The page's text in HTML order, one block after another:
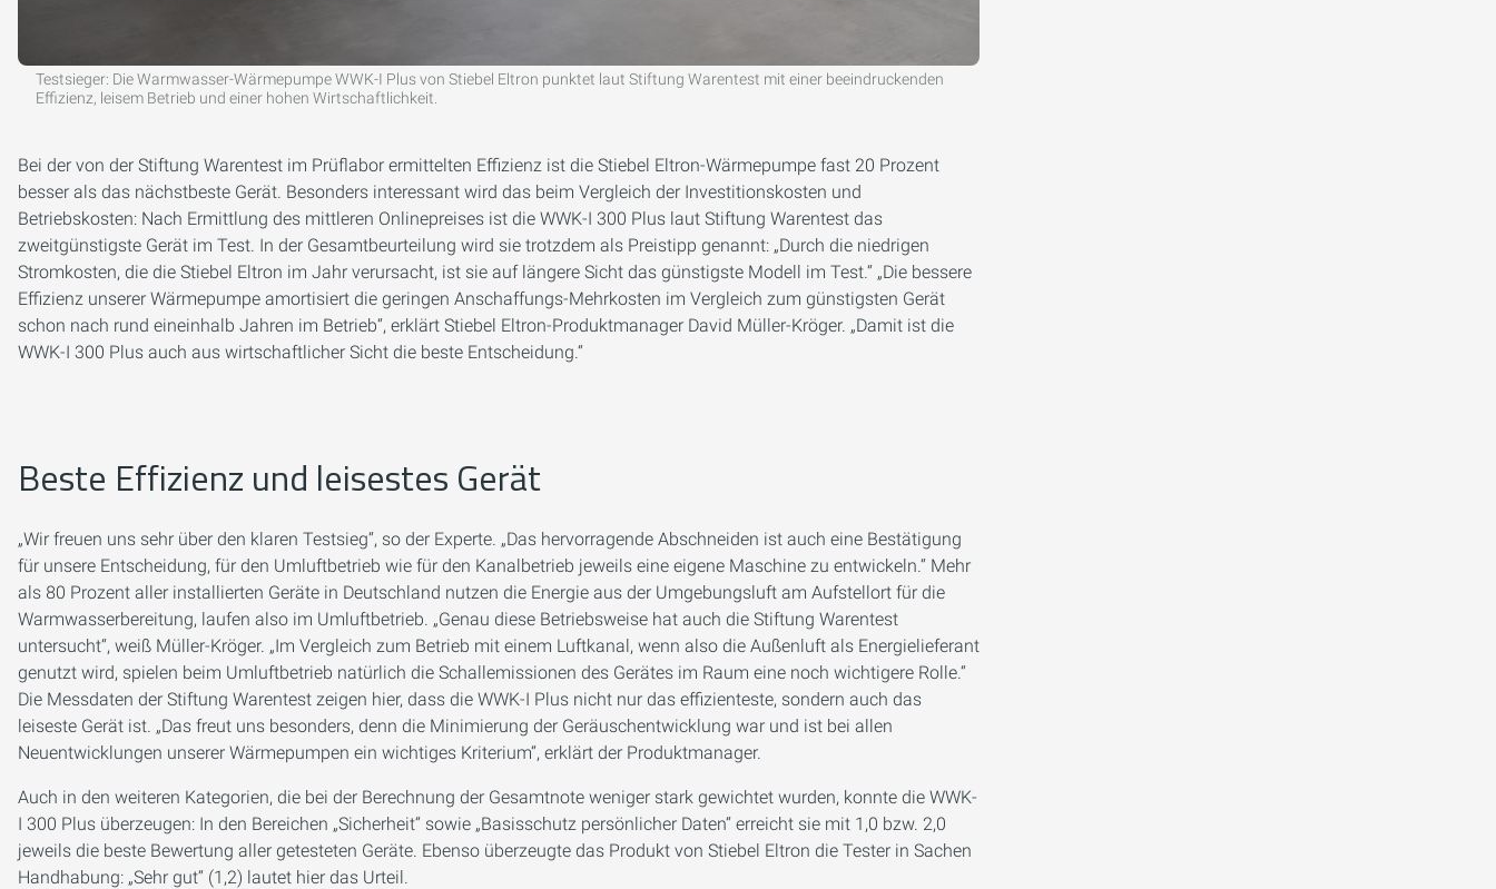
Testsieger: Die Warmwasser-Wärmepumpe WWK-I Plus von Stiebel Eltron punktet laut Stiftung Warentest mit einer beeindruckenden
Effizienz, leisem Betrieb und einer hohen Wirtschaftlichkeit.
Bei der von der Stiftung Warentest im Prüflabor ermittelten Effizienz ist die Stiebel Eltron-Wärmepumpe fast 20 Prozent
besser als das nächstbeste Gerät. Besonders interessant wird das beim Vergleich der Investitionskosten und
Betriebskosten: Nach Ermittlung des mittleren Onlinepreises ist die WWK-I 300 Plus laut Stiftung Warentest das
zweitgünstigste Gerät im Test. In der Gesamtbeurteilung wird sie trotzdem als Preistipp genannt: „Durch die niedrigen
Stromkosten, die die Stiebel Eltron im Jahr verursacht, ist sie auf längere Sicht das günstigste Modell im Test.“ „Die bessere
Effizienz unserer Wärmepumpe amortisiert die geringen Anschaffungs-Mehrkosten im Vergleich zum günstigsten Gerät
schon nach rund eineinhalb Jahren im Betrieb“, erklärt Stiebel Eltron-Produktmanager David Müller-Kröger. „Damit ist die
WWK-I 300 Plus auch aus wirtschaftlicher Sicht die beste Entscheidung.“
Beste Effizienz und leisestes Gerät
„Wir freuen uns sehr über den klaren Testsieg“, so der Experte. „Das hervorragende Abschneiden ist auch eine Bestätigung
für unsere Entscheidung, für den Umluftbetrieb wie für den Kanalbetrieb jeweils eine eigene Maschine zu entwickeln.“ Mehr
als 80 Prozent aller installierten Geräte in Deutschland nutzen die Energie aus der Umgebungsluft am Aufstellort für die
Warmwasserbereitung, laufen also im Umluftbetrieb. „Genau diese Betriebsweise hat auch die Stiftung Warentest
untersucht“, weiß Müller-Kröger. „Im Vergleich zum Betrieb mit einem Luftkanal, wenn also die Außenluft als Energielieferant
genutzt wird, spielen beim Umluftbetrieb natürlich die Schallemissionen des Gerätes im Raum eine noch wichtigere Rolle.“
Die Messdaten der Stiftung Warentest zeigen hier, dass die WWK-I Plus nicht nur das effizienteste, sondern auch das
leiseste Gerät ist. „Das freut uns besonders, denn die Minimierung der Geräuschentwicklung war und ist bei allen
Neuentwicklungen unserer Wärmepumpen ein wichtiges Kriterium“, erklärt der Produktmanager.
Auch in den weiteren Kategorien, die bei der Berechnung der Gesamtnote weniger stark gewichtet wurden, konnte die WWK-
I 300 Plus überzeugen: In den Bereichen „Sicherheit“ sowie „Basisschutz persönlicher Daten“ erreicht sie mit 1,0 bzw. 2,0
jeweils die beste Bewertung aller getesteten Geräte. Ebenso überzeugte das Produkt von Stiebel Eltron die Tester in Sachen
Handhabung: „Sehr gut“ (1,2) lautet hier das Urteil.